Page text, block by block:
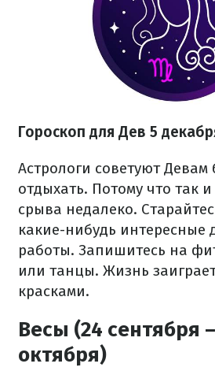
Гороскоп для Дев 5
Астрологи советуют Девам
отдыхать. Потому что так
срыва недалеко.
какие-нибудь интересные
работы. Запишитесь на
или танцы. Жизнь
красками.
Весы (24 сентября
октября)